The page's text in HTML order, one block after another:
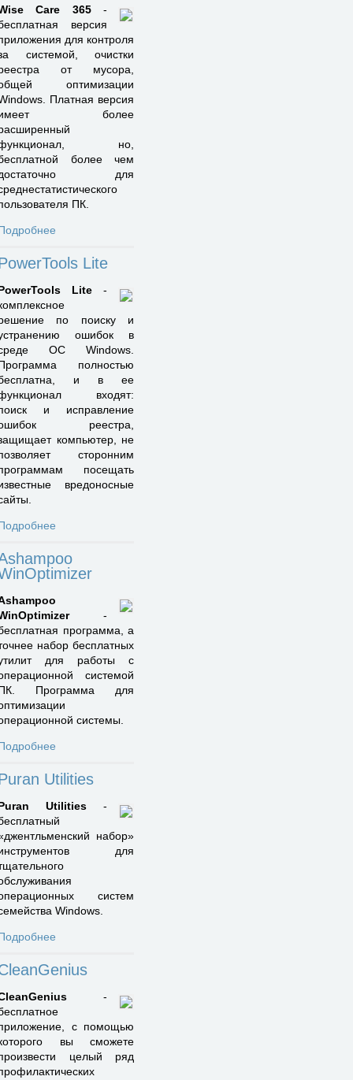
Care 365-
версия
для контроля
системой, очистки
от мусора,
оптимизации
Платная версия
более
но,
более чем
для
ПК.
Lite
Lite -
по поиску и
ошибок в
ОС Windows.
полностью
и в ее
входят:
и исправление
реестра,
компьютер, не
сторонним
посещать
вредоносные
-
программа, а
набор бесплатных
для работы с
системой
Программа для
системы.
Utilities
Utilities -
набор»
для
систем
Windows.
-
с помощью
вы сможете
целый ряд